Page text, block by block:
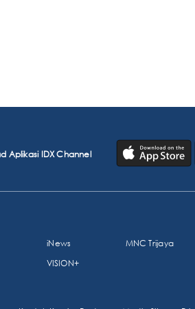
Aplikasi IDX Channel
iNews
MNC Trijaya
VISION+